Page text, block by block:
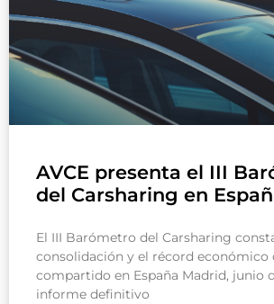
AVCE presenta el III
del Carsharing en
El III Barómetro del Carsharing
consolidación y el récord económico
compartido en España Madrid, junio
informe definitivo